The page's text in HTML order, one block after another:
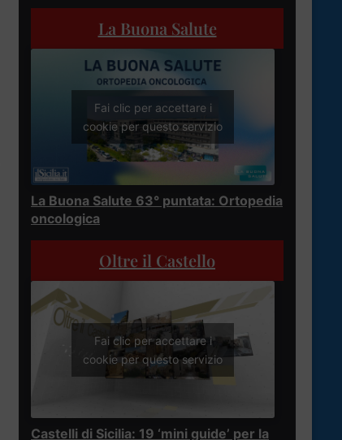
La Buona Salute
Fai clic per accettare i
cookie per questo servizio
La Buona Salute 63° puntata: Ortopedia
oncologica
Oltre il Castello
Fai clic per accettare i
cookie per questo servizio
Castelli di Sicilia: 19 ‘mini guide’ per la